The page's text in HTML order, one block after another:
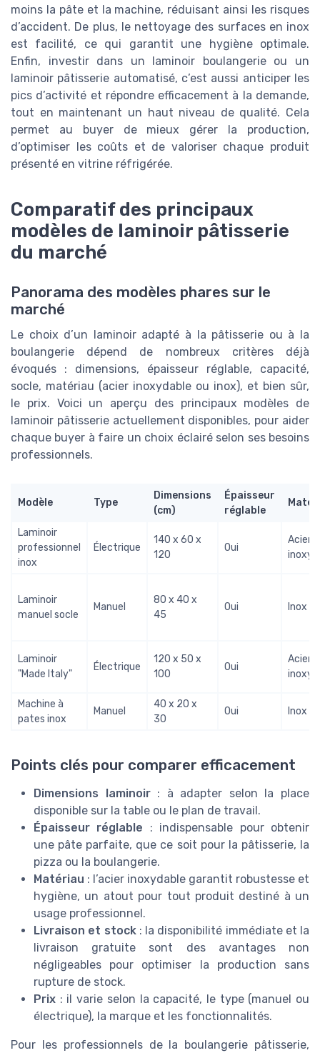
moins la pâte et la machine, réduisant ainsi les risques
d’accident. De plus, le nettoyage des surfaces en inox
est facilité, ce qui garantit une hygiène optimale.
Enfin, investir dans un laminoir boulangerie ou un
laminoir pâtisserie automatisé, c’est aussi anticiper les
pics d’activité et répondre efficacement à la demande,
tout en maintenant un haut niveau de qualité. Cela
permet au buyer de mieux gérer la production,
d’optimiser les coûts et de valoriser chaque produit
présenté en vitrine réfrigérée.
Comparatif des principaux
modèles de laminoir pâtisserie
du marché
Panorama des modèles phares sur le
marché
Le choix d’un laminoir adapté à la pâtisserie ou à la
boulangerie dépend de nombreux critères déjà
évoqués : dimensions, épaisseur réglable, capacité,
socle, matériau (acier inoxydable ou inox), et bien sûr,
le prix. Voici un aperçu des principaux modèles de
laminoir pâtisserie actuellement disponibles, pour aider
chaque buyer à faire un choix éclairé selon ses besoins
professionnels.
Modèle Type
Dimensions
(cm)
Épaisseur
réglable
Laminoir
professionnel
inox
Électrique
140 x 60 x
120
Oui
Acier
Laminoir
manuel socle
Manuel
80 x 40 x
45
Oui Inox
Laminoir
"Made Italy"
Électrique
120 x 50 x
100
Oui
Acier
Machine à
pates inox
Manuel
40 x 20 x
30
Oui Inox
Points clés pour comparer efficacement
Dimensions laminoir: à adapter selon la place
disponible sur la table ou le plan de travail.
Épaisseur réglable : indispensable pour obtenir
une pâte parfaite, que ce soit pour la pâtisserie, la
pizza ou la boulangerie.
Matériau : l’acier inoxydable garantit robustesse et
hygiène, un atout pour tout produit destiné à un
usage professionnel.
Livraison et stock: la disponibilité immédiate et la
livraison gratuite sont des avantages non
négligeables pour optimiser la production sans
rupture de stock.
Prix : il varie selon la capacité, le type (manuel ou
électrique), la marque et les fonctionnalités.
Pour les professionnels de la boulangerie pâtisserie,